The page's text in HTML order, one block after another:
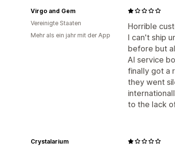
Horrible
I can't ship
before but
AI service
finally got a
they went
to the lack
Virgo and Gem
Vereinigte Staaten
Mehr als ein jahr mit der App
Crystalarium